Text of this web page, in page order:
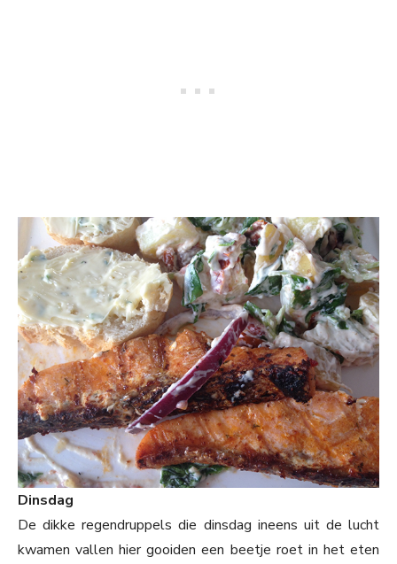
Dinsdag
De dikke regendruppels die dinsdag ineens uit de lucht
kwamen vallen hier gooiden een beetje roet in het eten